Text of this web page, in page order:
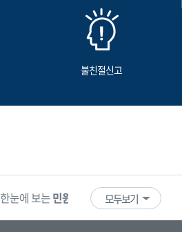
불친절신고
한눈에 보는민원 빅데이터 기업마당
모두보기